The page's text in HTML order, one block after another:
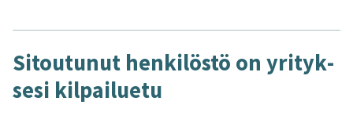
Si­tou­tu­nut hen­ki­lös­tö on yri­tyk­
se­si kil­pai­lue­tu